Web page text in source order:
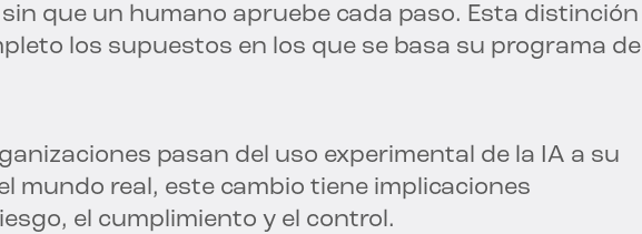
que un humano apruebe cada paso. Esta distinción
los supuestos en los que se basa su programa de
pasan del uso experimental de la IA a su
mundo real, este cambio tiene implicaciones
el cumplimiento y el control.